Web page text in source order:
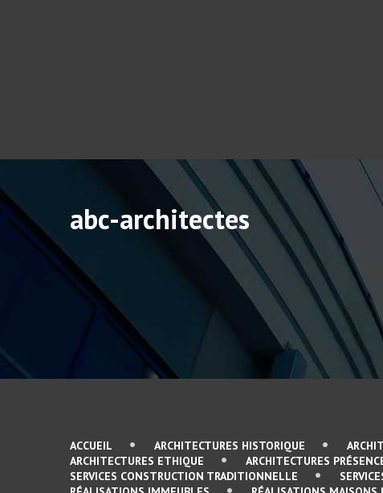
abc-architectes
ACCUEIL ARCHITECTURES HISTORIQUE
ARCHITECTURES ETHIQUE
ARCHITECTURES
SERVICES CONSTRUCTION TRADITIONNELLE